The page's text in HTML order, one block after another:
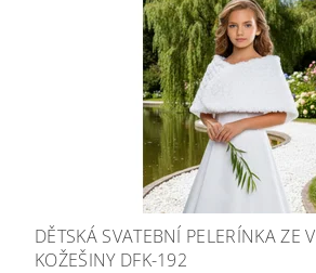
DĚTSKÁ SVATEBNÍ PELERÍNKA ZE
KOŽEŠINY DFK-192